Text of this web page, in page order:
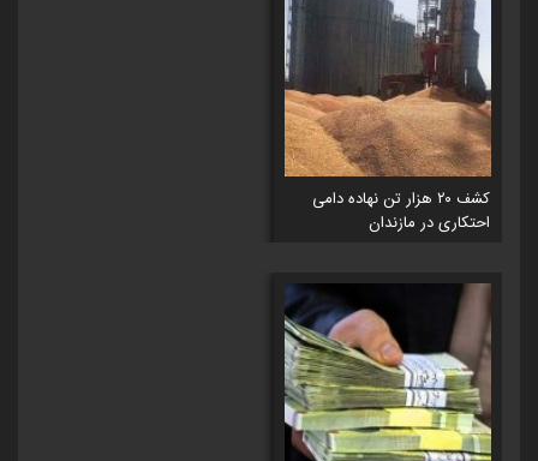
کشف ۲۰ هزار تن نهاده دامی
احتکاری در مازندان